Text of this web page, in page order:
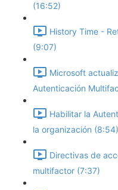
(16:52)
History Time -
(9:07)
Microsoft
Autenticación
Habilitar la
la organización (8:54)
Directivas de
multifactor (7:37)